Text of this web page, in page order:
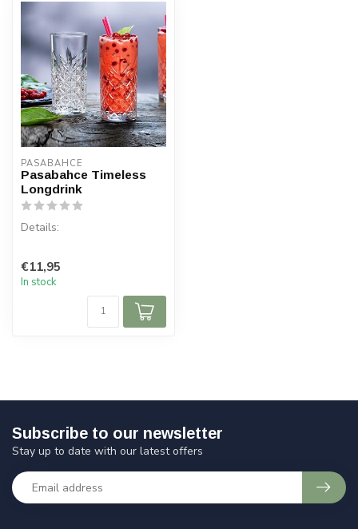
PASABAHCE
Pasabahce Timeless
Longdrink
Details:
Capacity: 295 cc
Material: Glass
€11,95
In stock
Subscribe to our newsletter
Stay up to date with our latest offers